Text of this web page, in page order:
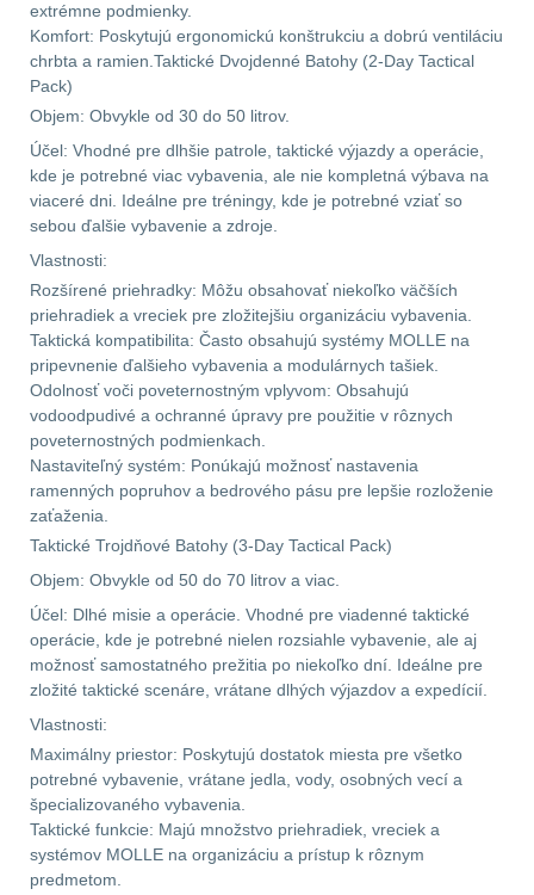
Mechanická mířidla
30
Pistolové rukojeti 20
Dvojnožky39
Príslušenstvo 18
Čistenie zbraní38
AR1512
AK4710
.2210
.223 (5.56mm)
.243 .260 (6.5mm)7
.270 .280 (7mm)8
.30 .308 (7.62mm)
11
12GA, 20GA14
.40 .41 10
extrémne podmienky.
Komfort: Poskytujú ergonomickú konštrukciu a dobrú ventiláciu
chrbta a ramien.Taktické Dvojdenné Batohy (2-Day Tactical
Pack)
Objem: Obvykle od 30 do 50 litrov.
Účel: Vhodné pre dlhšie patrole, taktické výjazdy a operácie,
kde je potrebné viac vybavenia, ale nie kompletná výbava na
viaceré dni. Ideálne pre tréningy, kde je potrebné vziať so
sebou ďalšie vybavenie a zdroje.
Vlastnosti:
Rozšírené priehradky: Môžu obsahovať niekoľko väčších
priehradiek a vreciek pre zložitejšiu organizáciu vybavenia.
Taktická kompatibilita: Často obsahujú systémy MOLLE na
pripevnenie ďalšieho vybavenia a modulárnych tašiek.
Odolnosť voči poveternostným vplyvom: Obsahujú
vodoodpudivé a ochranné úpravy pre použitie v rôznych
poveternostných podmienkach.
Nastaviteľný systém: Ponúkajú možnosť nastavenia
ramenných popruhov a bedrového pásu pre lepšie rozloženie
zaťaženia.
Taktické Trojdňové Batohy (3-Day Tactical Pack)
Objem: Obvykle od 50 do 70 litrov a viac.
Účel: Dlhé misie a operácie. Vhodné pre viadenné taktické
operácie, kde je potrebné nielen rozsiahle vybavenie, ale aj
možnosť samostatného prežitia po niekoľko dní. Ideálne pre
zložité taktické scenáre, vrátane dlhých výjazdov a expedícií.
Vlastnosti:
Maximálny priestor: Poskytujú dostatok miesta pre všetko
potrebné vybavenie, vrátane jedla, vody, osobných vecí a
špecializovaného vybavenia.
Taktické funkcie: Majú množstvo priehradiek, vreciek a
systémov MOLLE na organizáciu a prístup k rôznym
predmetom.